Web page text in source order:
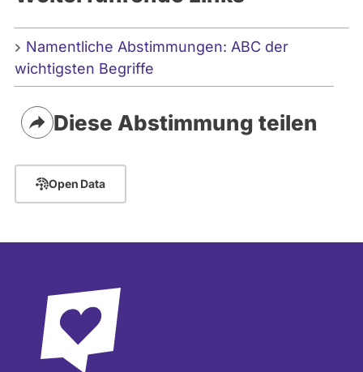
a
Namentliche Abstimmungen: ABC der
wichtigsten Begriffe
Diese Abstimmung teilen
Open Data